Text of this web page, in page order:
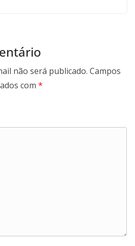
não será publicado. Campos
com *